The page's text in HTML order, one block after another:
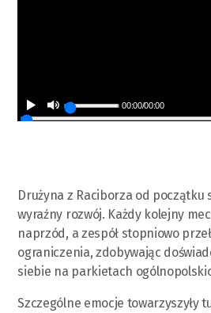
00:00/00:00
Drużyna z Raciborza od początku
wyraźny rozwój. Każdy kolejny
naprzód, a zespół stopniowo
ograniczenia, zdobywając
siebie na parkietach
Szczególne emocje towarzyszyły